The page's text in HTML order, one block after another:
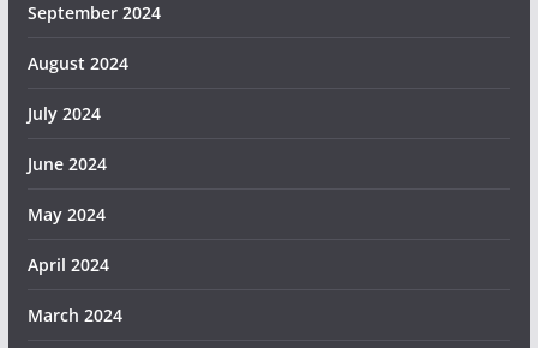
September 2024
August 2024
July 2024
June 2024
May 2024
April 2024
March 2024